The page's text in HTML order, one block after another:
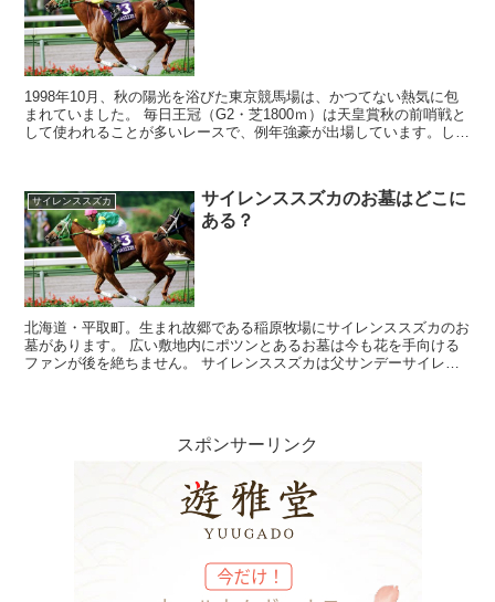
1998年10月、秋の陽光を浴びた東京競馬場は、かつてない熱気に包
まれていました。 毎日王冠（G2・芝1800ｍ）は天皇賞秋の前哨戦と
して使われることが多いレースで、例年強豪が出場しています。しか
サイレンススズカ
サイレンススズカのお墓はどこに
ある？
北海道・平取町。生まれ故郷である稲原牧場にサイレンススズカのお
墓があります。 広い敷地内にポツンとあるお墓は今も花を手向ける
ファンが後を絶ちません。 サイレンススズカは父サンデーサイレン
スポンサーリンク